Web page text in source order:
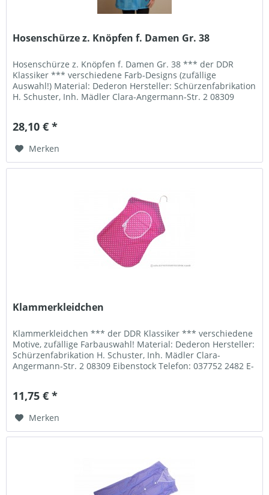
Hosenschürze z. Knöpfen f. Damen Gr. 38
Hosenschürze z. Knöpfen f. Damen Gr. 38 *** der DDR
Klassiker *** verschiedene Farb-Designs (zufällige
Auswahl!) Material: Dederon Hersteller: Schürzenfabrikation
H. Schuster, Inh. Mädler Clara-Angermann-Str. 2 08309
28,10 € *
Merken
Klammerkleidchen
Klammerkleidchen *** der DDR Klassiker *** verschiedene
Motive, zufällige Farbauswahl! Material: Dederon Hersteller:
Schürzenfabrikation H. Schuster, Inh. Mädler Clara-
Angermann-Str. 2 08309 Eibenstock Telefon: 037752 2482 E-
11,75 € *
Merken